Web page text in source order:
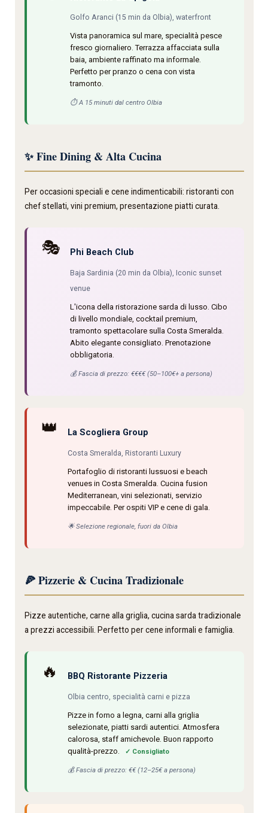
Golfo Aranci (15 min da Olbia), waterfront
Vista panoramica sul mare, specialità pesce
fresco giornaliero. Terrazza affacciata sulla
baia, ambiente raffinato ma informale.
Perfetto per pranzo o cena con vista
tramonto.
⏱️ A 15 minuti dal centro Olbia
✨ Fine Dining & Alta Cucina
Per occasioni speciali e cene indimenticabili: ristoranti con
chef stellati, vini premium, presentazione piatti curata.
🎭 Phi Beach Club
Baja Sardinia (20 min da Olbia), Iconic sunset
venue
L'icona della ristorazione sarda di lusso. Cibo
di livello mondiale, cocktail premium,
tramonto spettacolare sulla Costa Smeralda.
Abito elegante consigliato. Prenotazione
obbligatoria.
💰 Fascia di prezzo: €€€€ (50–100€+ a persona)
👑 La Scogliera Group
Costa Smeralda, Ristoranti Luxury
Portafoglio di ristoranti lussuosi e beach
venues in Costa Smeralda. Cucina fusion
Mediterranean, vini selezionati, servizio
impeccabile. Per ospiti VIP e cene di gala.
🌟 Selezione regionale, fuori da Olbia
🍕 Pizzerie & Cucina Tradizionale
Pizze autentiche, carne alla griglia, cucina sarda tradizionale
a prezzi accessibili. Perfetto per cene informali e famiglia.
🔥 BBQ Ristorante Pizzeria
Olbia centro, specialità carni e pizza
Pizze in forno a legna, carni alla griglia
selezionate, piatti sardi autentici. Atmosfera
calorosa, staff amichevole. Buon rapporto
qualità-prezzo.
✓ Consigliato
💰 Fascia di prezzo: €€ (12–25€ a persona)